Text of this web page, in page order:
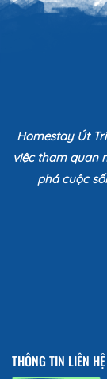
Homestay Út
việc tham quan
phá cuộc
THÔNG TIN LIÊN HỆ